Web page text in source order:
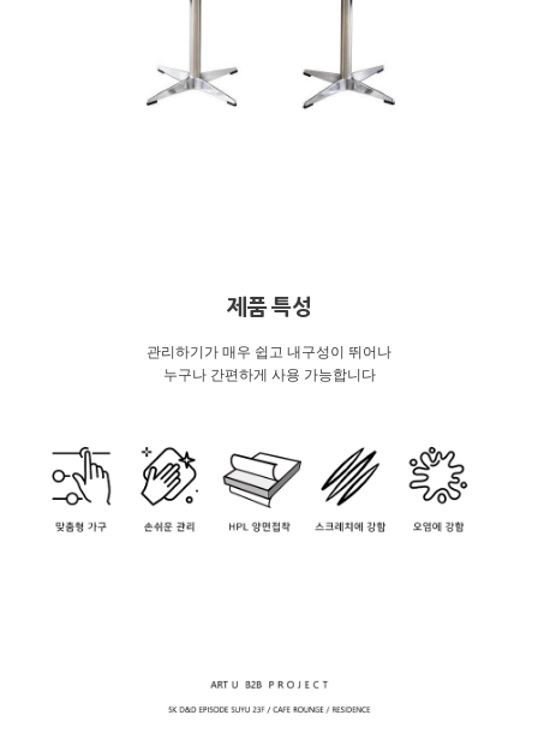
제품 특성
관리하기가 매우 쉽고 내구성이 뛰어나
누구나 간편하게 사용 가능합니다